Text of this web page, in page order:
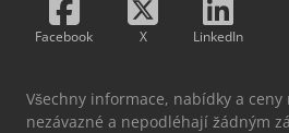
Facebook X LinkedIn
Všechny informace, nabídky a
nezávazné a nepodléhají žádným